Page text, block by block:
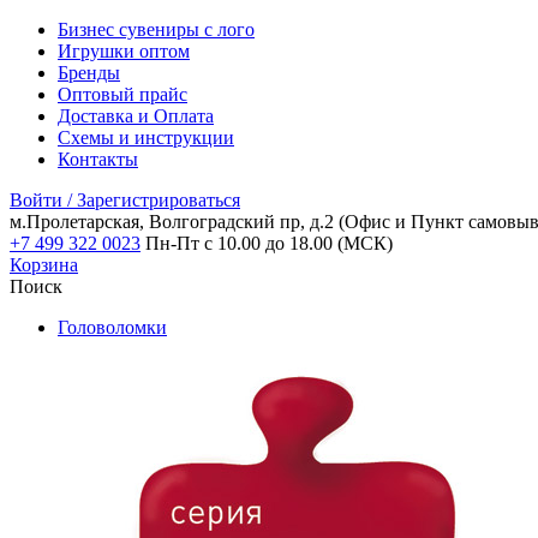
Бизнес сувениры с лого
Игрушки оптом
Бренды
Оптовый прайс
Доставка и Оплата
Схемы и инструкции
Контакты
Войти / Зарегистрироваться
м.Пролетарская, Волгоградский пр, д.2 (Офис и Пункт
+7 499 322 0023 Пн-Пт с 10.00 до 18.00 (МСК)
Корзина
Поиск
Головоломки